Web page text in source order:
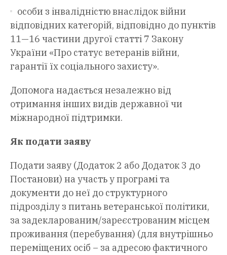
особи з інвалідністю внаслідок війни
відповідних категорій, відповідно до пунктів
11—16 частини другої статті 7 Закону
України «Про статус ветеранів війни,
гарантії їх соціального захисту».
Допомога надається незалежно від
отримання інших видів державної чи
міжнародної підтримки.
Як подати заяву
Подати заяву (Додаток 2 або Додаток 3 до
Постанови) на участь у програмі та
документи до неї до структурного
підрозділу з питань ветеранської політики,
за задекларованим/зареєстрованим місцем
проживання (перебування) (для внутрішньо
переміщених осіб – за адресою фактичного